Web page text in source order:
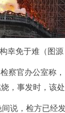
幸免于难（图源
官办公室称，
，事发时，该
，检方已经发